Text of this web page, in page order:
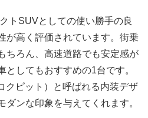
トSUVとしての使い勝手の良
が高く評価されています。街乗
ちろん、高速道路でも安定感が
としてもおすすめの1台です。
クピット）と呼ばれる内装デザ
ダンな印象を与えてくれます。